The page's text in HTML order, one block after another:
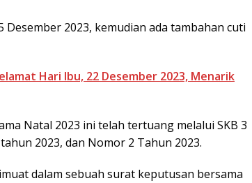
2023, kemudian ada tambahan cuti
Hari Ibu, 22 Desember 2023, Menarik
Natal 2023 ini telah tertuang melalui SKB 3
2023, dan Nomor 2 Tahun 2023.
dalam sebuah surat keputusan bersama